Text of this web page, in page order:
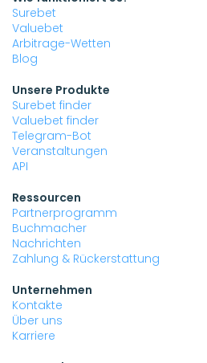
Surebet
Valuebet
Arbitrage-Wetten
Blog
Unsere Produkte
Surebet finder
Valuebet finder
Telegram-Bot
Veranstaltungen
API
Ressourcen
Partnerprogramm
Buchmacher
Nachrichten
Zahlung & Rückerstattung
Unternehmen
Kontakte
Über uns
Karriere